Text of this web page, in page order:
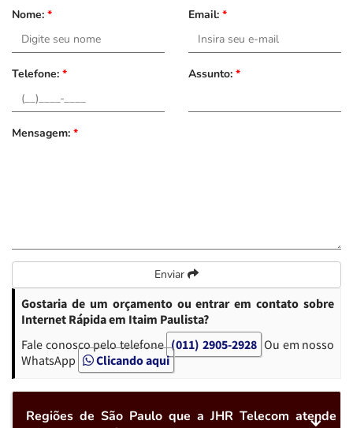
Nome: * Email: *
Telefone: * Assunto: *
Mensagem: *
Enviar
Gostaria de um orçamento ou entrar em contato sobre
Internet Rápida em Itaim Paulista?
Fale conosco pelo telefone (011) 2905-2928 Ou em nosso
WhatsApp
Clicando aqui
Regiões de São Paulo que a JHR Telecom atende